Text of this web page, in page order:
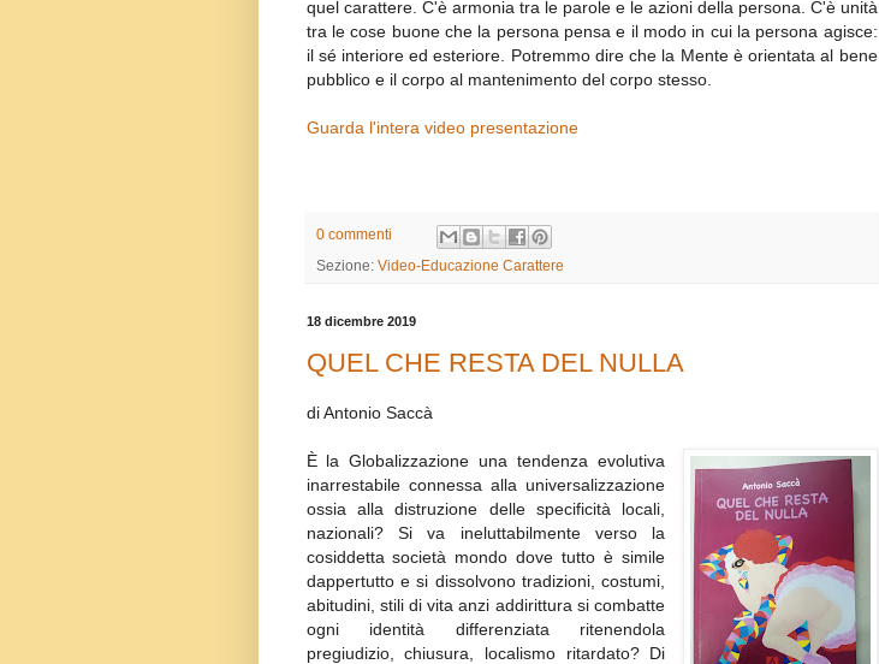
quel carattere. C'è armonia tra le parole e le azioni della persona. C'è unità
tra le cose buone che la persona pensa e il modo in cui la persona agisce:
il sé interiore ed esteriore. Potremmo dire che la Mente è orientata al bene
pubblico e il corpo al mantenimento del corpo stesso.
Guarda l'intera video presentazione
0 commenti
Sezione: Video-Educazione Carattere
18 dicembre 2019
QUEL CHE RESTA DEL NULLA
di Antonio Saccà
È la Globalizzazione una tendenza evolutiva
inarrestabile connessa alla universalizzazione
ossia alla distruzione delle specificità locali,
nazionali? Si va ineluttabilmente verso la
cosiddetta società mondo dove tutto è simile
dappertutto e si dissolvono tradizioni, costumi,
abitudini, stili di vita anzi addirittura si combatte
ogni identità differenziata ritenendola
pregiudizio, chiusura, localismo ritardato? Di